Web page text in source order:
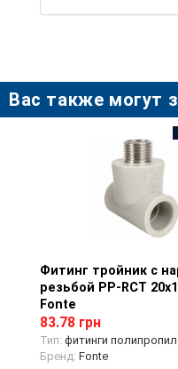
Вас также могут
Просмотр
Фитинг тройник с
резьбой PP-RCT
Fonte
83.78 грн
Тип: фитинги
Бренд: Fonte